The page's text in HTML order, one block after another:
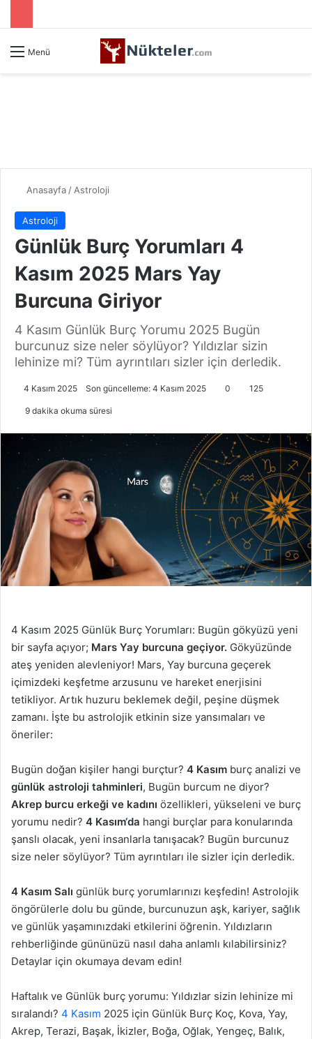
Menü
Anasayfa / Astroloji
Astroloji
Günlük Burç Yorumları 4
Kasım 2025 Mars Yay
Burcuna Giriyor
4 Kasım Günlük Burç Yorumu 2025 Bugün
burcunuz size neler söylüyor? Yıldızlar sizin
lehinize mi? Tüm ayrıntıları sizler için derledik.
4 Kasım 2025 Son güncelleme: 4 Kasım 2025 0 125
9 dakika okuma süresi
4 Kasım 2025 Günlük Burç Yorumları: Bugün gökyüzü yeni
bir sayfa açıyor; Mars Yay burcuna geçiyor. Gökyüzünde
ateş yeniden alevleniyor! Mars, Yay burcuna geçerek
içimizdeki keşfetme arzusunu ve hareket enerjisini
tetikliyor. Artık huzuru beklemek değil, peşine düşmek
zamanı. İşte bu astrolojik etkinin size yansımaları ve
öneriler:
Bugün doğan kişiler hangi burçtur? 4 Kasım burç analizi ve
günlük astroloji tahminleri, Bugün burcum ne diyor?
Akrep burcu erkeği ve kadını özellikleri, yükseleni ve burç
yorumu nedir? 4 Kasım‘da hangi burçlar para konularında
şanslı olacak, yeni insanlarla tanışacak? Bugün burcunuz
size neler söylüyor? Tüm ayrıntıları ile sizler için derledik.
4 Kasım Salı günlük burç yorumlarınızı keşfedin! Astrolojik
öngörülerle dolu bu günde, burcunuzun aşk, kariyer, sağlık
ve günlük yaşamınızdaki etkilerini öğrenin. Yıldızların
rehberliğinde gününüzü nasıl daha anlamlı kılabilirsiniz?
Detaylar için okumaya devam edin!
Haftalık ve Günlük burç yorumu: Yıldızlar sizin lehinize mi
sıralandı? 4 Kasım 2025 için Günlük Burç Koç, Kova, Yay,
Akrep, Terazi, Başak, İkizler, Boğa, Oğlak, Yengeç, Balık,